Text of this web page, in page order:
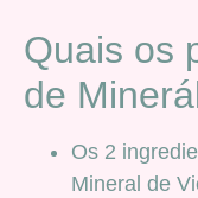
Quais os
de
Os 2
Mineral de